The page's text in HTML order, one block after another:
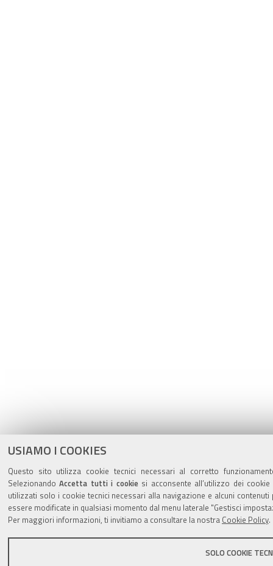
USIAMO I COOKIES
Questo sito utilizza cookie tecnici necessari al corretto
SelezionandoAccetta tutti i cookiesi acconsente all’utilizzo dei
utilizzati solo i cookie tecnici necessari alla navigazione e alcuni
essere modificate in qualsiasi momento dal menu laterale "Gestisci
Per maggiori informazioni, ti invitiamo a consultare la nostra Cookie Policy.
SOLO COOKIE